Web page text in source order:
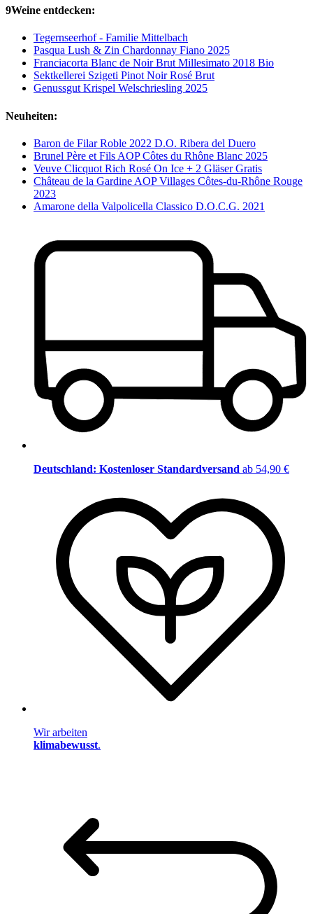
9Weine entdecken:
Tegernseerhof - Familie Mittelbach
Pasqua Lush & Zin Chardonnay Fiano 2025
Franciacorta Blanc de Noir Brut Millesimato 2018 Bio
Sektkellerei Szigeti Pinot Noir Rosé Brut
Genussgut Krispel Welschriesling 2025
Neuheiten:
Baron de Filar Roble 2022 D.O. Ribera del Duero
Brunel Père et Fils AOP Côtes du Rhône Blanc 2025
Veuve Clicquot Rich Rosé On Ice + 2 Gläser Gratis
Château de la Gardine AOP Villages Côtes-du-Rhône Rouge
2023
Amarone della Valpolicella Classico D.O.C.G. 2021
Deutschland: Kostenloser Standardversand ab 54,90 €
Wir arbeiten
klimabewusst.